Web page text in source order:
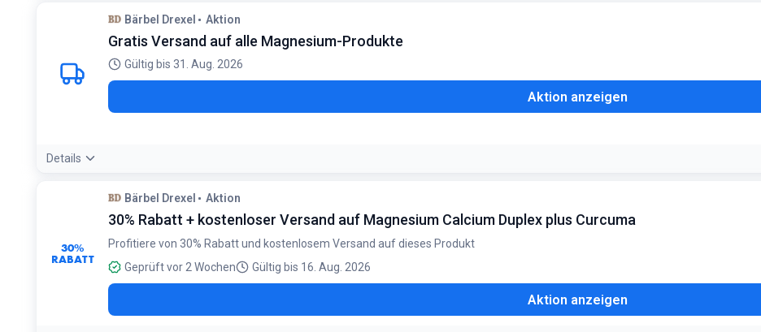
Bärbel Drexel Aktion
Gratis Versand auf alle Magnesium-Produkte
Gültig bis 31. Aug. 2026
Aktion anzeigen
Details
Bedingungen:
30%
RABATT
Bärbel Drexel Aktion
30% Rabatt + kostenloser Versand auf Magnesium Calcium Duplex plus Curcuma
Profitiere von 30% Rabatt und kostenlosem Versand auf dieses Produkt
Geprüft vor 2 Wochen
Gültig bis 16. Aug. 2026
Aktion anzeigen